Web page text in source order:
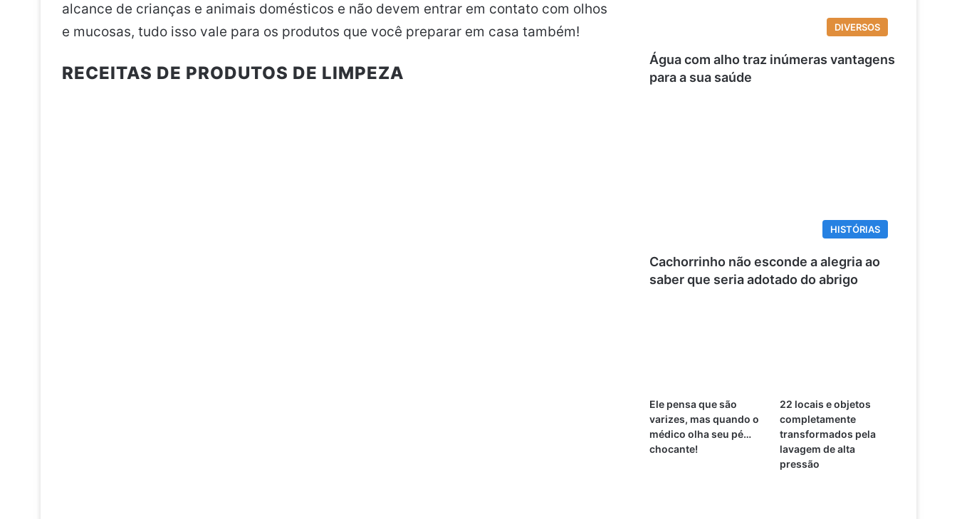
alcance de crianças e animais domésticos e não devem entrar em contato com olhos
e mucosas, tudo isso vale para os produtos que você preparar em casa também!
RECEITAS DE PRODUTOS DE LIMPEZA
DIVERSOS
Água com alho traz inúmeras vantagens
para a sua saúde
HISTÓRIAS
Cachorrinho não esconde a alegria ao
saber que seria adotado do abrigo
Ele pensa que são
varizes, mas quando o
médico olha seu pé…
chocante!
22 locais e objetos
completamente
transformados pela
lavagem de alta
pressão